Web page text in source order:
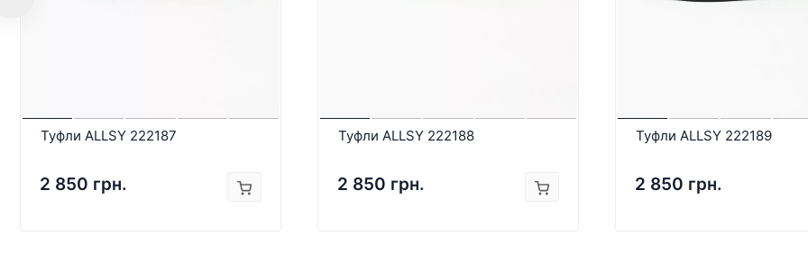
Туфли ALLSY 222187
2 850 грн.
Туфли ALLSY 222188
2 850 грн.
Туфли ALLSY 222189
2 850 грн.